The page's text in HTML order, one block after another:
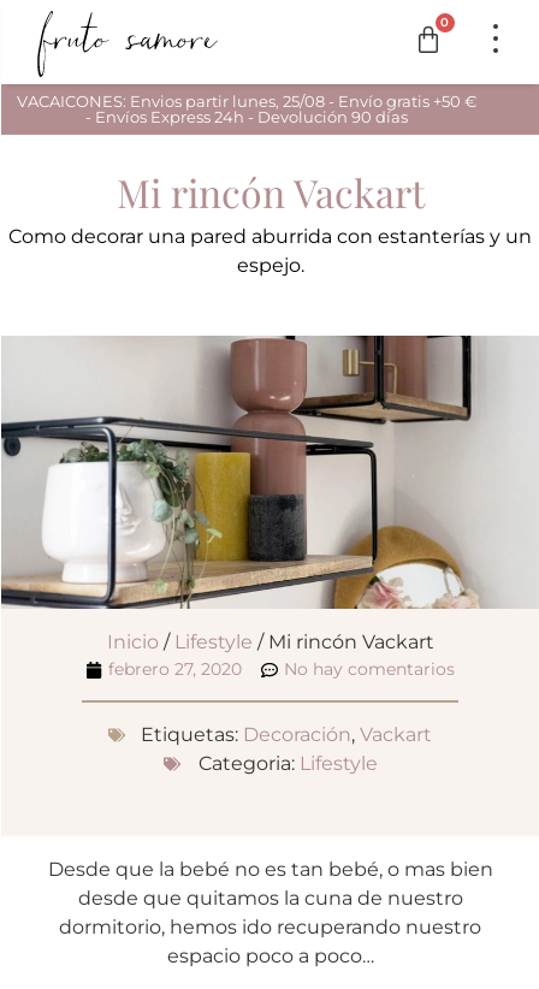
0
VACAICONES: Envios partir lunes, 25/08 - Envío gratis +50 €
- Envíos Express 24h - Devolución 90 días
Mi rincón Vackart
Como decorar una pared aburrida con estanterías y un
espejo.
Inicio/ Lifestyle / Mi rincón Vackart
febrero 27, 2020 No hay comentarios
Etiquetas: Decoración, Vackart
Categoria: Lifestyle
Desde que la bebé no es tan bebé, o mas bien
desde que quitamos la cuna de nuestro
dormitorio, hemos ido recuperando nuestro
espacio poco a poco…